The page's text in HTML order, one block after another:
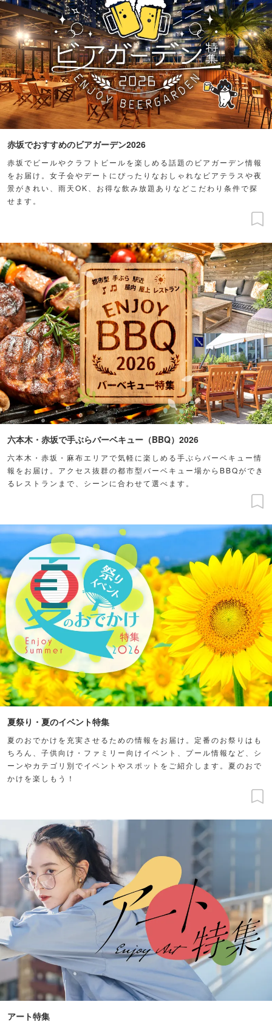
赤坂でおすすめのビアガーデン2026
赤坂でビールやクラフトビールを楽しめる話題のビアガーデン情報
をお届け。女子会やデートにぴったりなおしゃれなビアテラスや夜
景がきれい、雨天OK、お得な飲み放題ありなどこだわり条件で探
せます。
六本木・赤坂で手ぶらバーベキュー（BBQ）2026
六本木・赤坂・麻布エリアで気軽に楽しめる手ぶらバーベキュー情
報をお届け。アクセス抜群の都市型バーベキュー場からBBQができ
るレストランまで、シーンに合わせて選べます。
夏祭り・夏のイベント特集
夏のおでかけを充実させるための情報をお届け。定番のお祭りはも
ちろん、子供向け・ファミリー向けイベント、プール情報など、シ
ーンやカテゴリ別でイベントやスポットをご紹介します。夏のおで
かけを楽しもう！
アート特集